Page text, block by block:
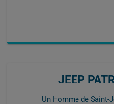
JEEP
Un Homme de Saint-